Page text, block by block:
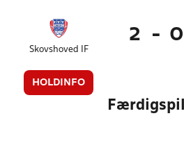
Skovshoved IF
HOLDINFO
2 - 0